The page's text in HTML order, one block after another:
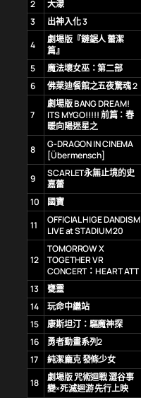
2
大濛
3
出神入化 3
4
劇場版『鏈鋸人 蕾潔
篇』
5
魔法壞女巫：第二部
6
佛萊迪餐館之五夜驚魂 2
7
劇場版 BANG DREAM!
ITS MYGO!!!!! 前篇：春
暖向陽迷星之
8
G-DRAGON IN CINEMA
[Übermensch]
9
SCARLET永無止境的史
嘉蕾
10
國寶
11
OFFICIAL HIGE DANDISM
LIVE at STADIUM 20
12
TOMORROW X
TOGETHER VR
CONCERT：HEART ATT
13 甕靈
14
玩命中繼站
15
康斯坦汀：驅魔神探
16
勇者動畫系列2
17
純潔龐克 發條少女
18
劇場版 咒術迴戰 澀谷事
變×死滅迴游 先行上映